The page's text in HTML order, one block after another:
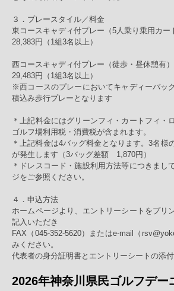
３．プレースタイル／料金
東コースキャディ付プレー（5人乗り乗用カー
28,383円（1組3名以上）
西コースキャディ付プレー（徒歩・昼休憩有）
29,483円（1組3名以上）
※西コースのプレーにおいてキャディーバッ
積込み歩行プレーとなります
＊上記料金にはグリーンフィ・カートフィ・
ゴルフ場利用税・消費税が含まれます。
＊上記料金は4バッグ料金となります。3名様
が発生します（3バッグ差額 1,870円）
＊ドレスコード・施設利用方法等につきまし
ジをご参照ください。
４．申込方法
ホームページより、エントリーシートをプリ
記入いただき
FAX（045-352-5620）またはe-mail（
みください。
代表者の身分証明書とエントリーシートの添
2026年神奈川県民ゴルフデー